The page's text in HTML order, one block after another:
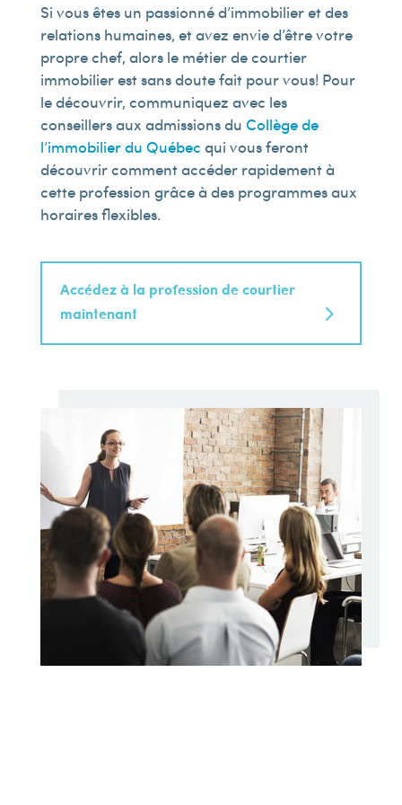
Si vous êtes un passionné d’immobilier et des
relations humaines, et avez envie d’être votre
propre chef, alors le métier de courtier
immobilier est sans doute fait pour vous! Pour
le découvrir, communiquez avec les
conseillers aux admissions du Collège de
l’immobilier du Québec qui vous feront
découvrir comment accéder rapidement à
cette profession grâce à des programmes aux
horaires flexibles.
Accédez à la profession de courtier
maintenant